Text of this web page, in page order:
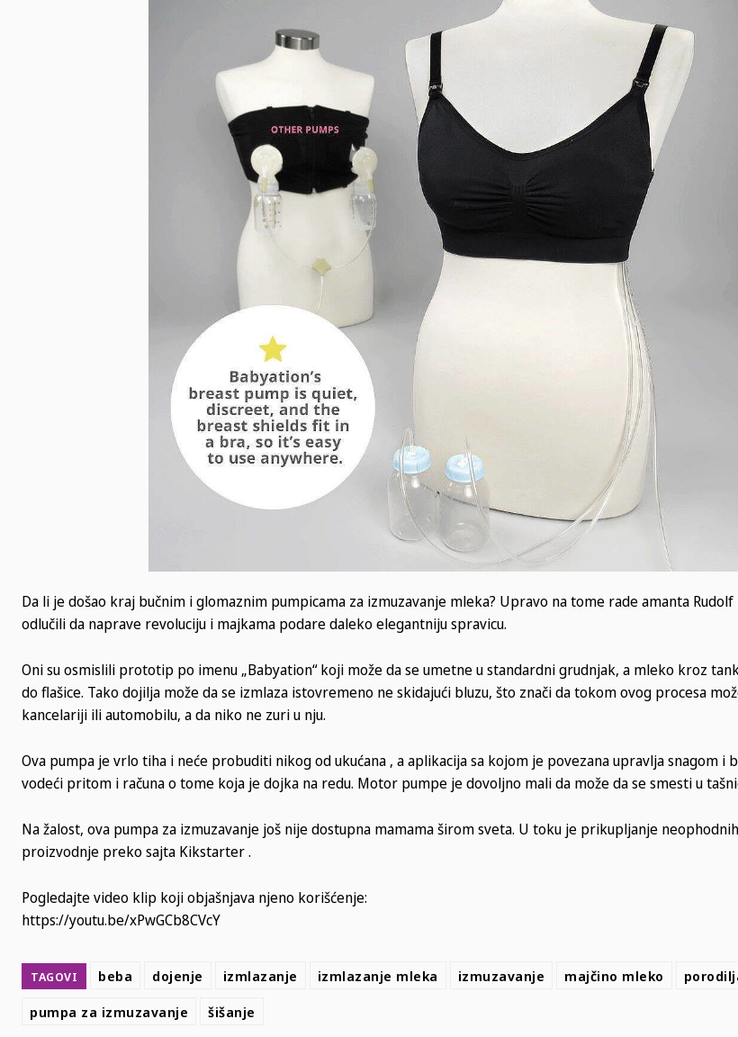
Da li je došao kraj bučnim i glomaznim pumpicama za izmuzavanje mleka? Upravo na tome rade amanta
odlučili da naprave revoluciju i majkama podare daleko elegantniju spravicu.
Oni su osmislili prototip po imenu „Babyation“ koji može da se umetne u standardni grudnjak, a mleko kroz
do flašice. Tako dojilja može da se izmlaza istovremeno ne skidajući bluzu, što znači da tokom ovog procesa
kancelariji ili automobilu, a da niko ne zuri u nju.
Ova pumpa je vrlo tiha i neće probuditi nikog od ukućana , a aplikacija sa kojom je povezana upravlja snagom i
vodeći pritom i računa o tome koja je dojka na redu. Motor pumpe je dovoljno mali da može da se smesti u
Na žalost, ova pumpa za izmuzavanje još nije dostupna mamama širom sveta. U toku je prikupljanje
proizvodnje preko sajta Kikstarter .
Pogledajte video klip koji objašnjava njeno korišćenje:
https://youtu.be/xPwGCb8CVcY
TAGOVI beba dojenje izmlazanje izmlazanje mleka izmuzavanje majčino mleko
pumpa za izmuzavanje
šišanje